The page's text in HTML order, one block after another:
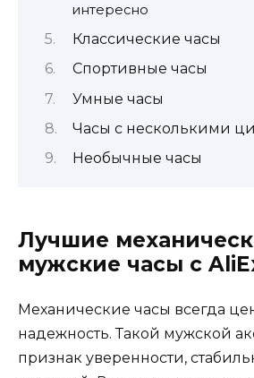
интересно
Классические часы
Спортивные часы
Умные часы
Часы с несколькими
Необычные часы
Лучшие
мужские часы с
Механические часы всегда
надежность. Такой мужской
признак уверенности,